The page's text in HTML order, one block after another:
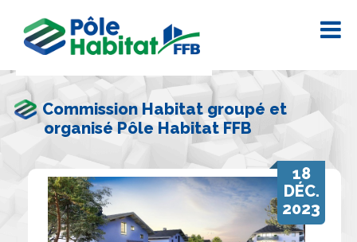
Commission Habitat groupé et
organisé Pôle Habitat FFB
18
DÉC.
2023